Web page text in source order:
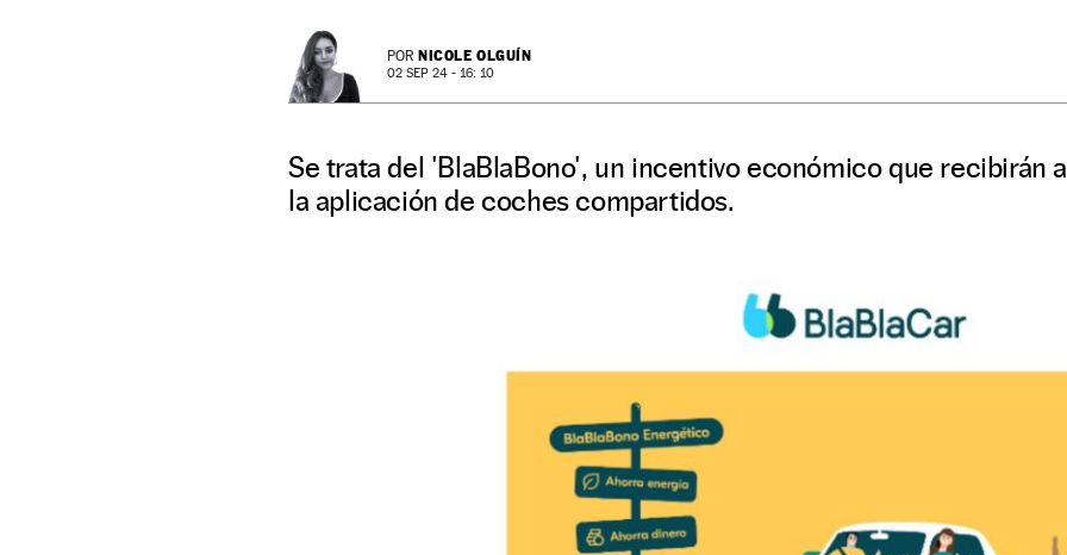
POR NICOLE OLGUÍN
02 SEP 24 - 16: 10
Se trata del 'BlaBlaBono', un incentivo económico que recibirán
la aplicación de coches compartidos.